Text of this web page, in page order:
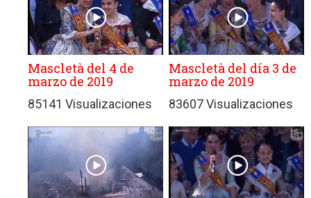
Mascletà del 4 de
marzo de 2019
85141 Visualizaciones
Mascletà del día 3 de
marzo de 2019
83607 Visualizaciones